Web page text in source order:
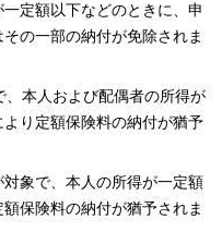
定額以下などのときに、申
の一部の納付が免除されま
本人および配偶者の所得が
り定額保険料の納付が猶予
象で、本人の所得が一定額
保険料の納付が猶予されま